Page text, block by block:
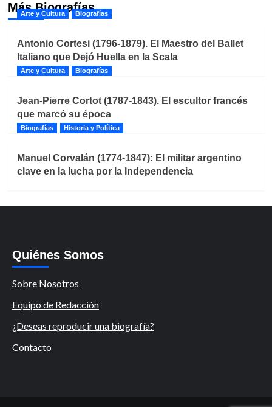
Más Biografías
Arte y Cultura Biografías
Antonio Cortesi (1796-1879). El Maestro del Ballet
Italiano que Dejó Huella en la Scala
Arte y Cultura Biografías
Jean-Pierre Cortot (1787-1843). El escultor francés
que marcó su época
Biografías Historia y Política
Manuel Corvalán (1774-1847): El militar argentino
clave en la lucha por la Independencia
Quiénes Somos
Sobre Nosotros
Equipo de Redacción
¿Deseas reproducir una biografía?
Contacto